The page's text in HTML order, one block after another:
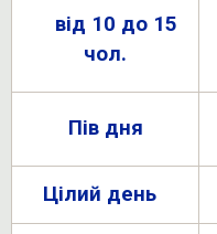
від 10 до 15
чол.
Пів дня
Цілий день